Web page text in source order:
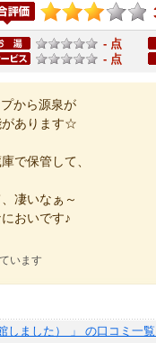
- 点
- 点
から源泉が
があります☆
で保管して、
凄いなぁ～
おいです♪
います
しました） 」 の口コミ一